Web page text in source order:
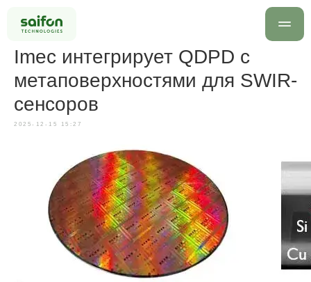
+7 499
Imec интегрирует QDPD с
метаповерхностями для SWIR-
сенсоров
2025-12-15 15:27